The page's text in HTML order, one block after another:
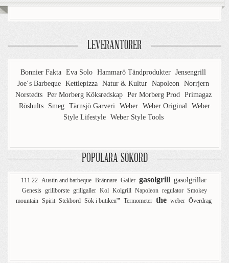
LEVERANTÖRER
Bonnier Fakta Eva Solo Hammarö Tändprodukter Jensengrill
Joe´s Barbeque Kettlepizza Natur & Kultur Napoleon Norrjern
Norstedts Per Morberg Köksredskap Per Morberg Prod Primagaz
Röshults
Smeg Tärnsjö Garveri Weber Weber Original Weber
Style Lifestyle Weber Style Tools
POPULÄRA SÖKORD
111 22 Austin and barbeque Brännare Galler gasolgrill gasolgrillar
Genesis grillborste grillgaller Kol Kolgrill Napoleon regulator Smokey
mountain Spirit Stekbord Sök i butiken'" Termometer the weber Överdrag